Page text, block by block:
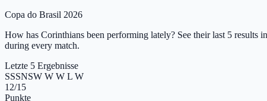
Copa do Brasil 2026
How has Corinthians been performing lately? See their last 5
during every match.
Letzte 5 Ergebnisse
SSSNSW W W L W
12/15
Punkte